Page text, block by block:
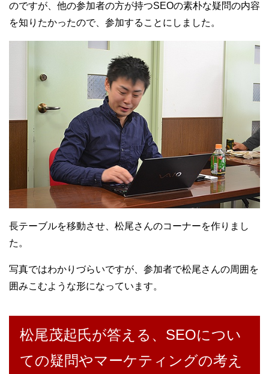
のですが、他の参加者の方が持つSEOの素朴な疑問の内容
を知りたかったので、参加することにしました。
長テーブルを移動させ、松尾さんのコーナーを作りまし
た。
写真ではわかりづらいですが、参加者で松尾さんの周囲を
囲みこむような形になっています。
松尾茂起氏が答える、SEOについ
ての疑問やマーケティングの考え